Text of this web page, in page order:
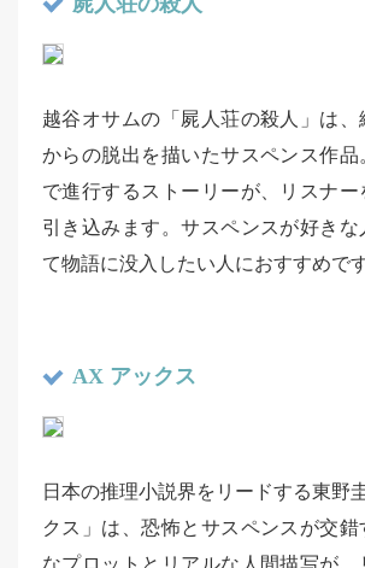
越谷オサムの「屍人荘の殺人」は、
からの脱出を描いたサスペンス作品
で進行するストーリーが、リスナー
引き込みます。サスペンスが好き
て物語に没入したい人におすすめです
AX アックス
日本の推理小説界をリードする東野
クス」は、恐怖とサスペンスが交
なプロットとリアルな人間描写が、